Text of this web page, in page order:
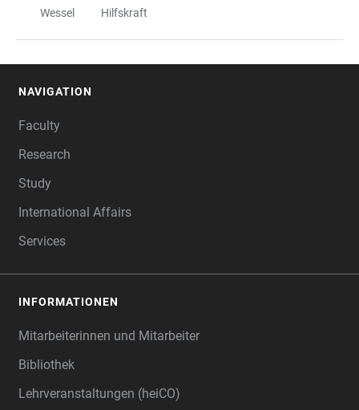
Wessel
Hilfskraft
NAVIGATION
Faculty
Research
Study
International Affairs
Services
INFORMATIONEN
Mitarbeiterinnen und Mitarbeiter
Bibliothek
Lehrveranstaltungen (heiCO)